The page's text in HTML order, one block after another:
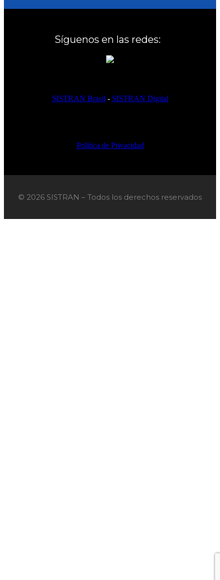
Síguenos en las redes:
SISTRAN Brasil - SISTRAN Digital
Política de Privacidad
© 2026 SISTRAN – Todos los derechos reservados